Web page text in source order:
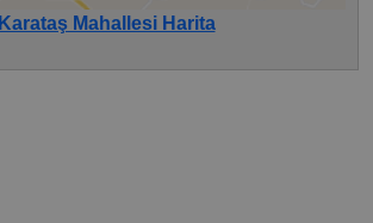
Karataş Mahallesi Harita